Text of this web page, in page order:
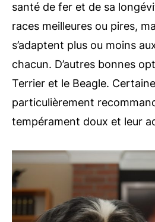
santé de fer et de sa
races meilleures ou pires,
s’adaptent plus ou moins
chacun. D’autres bonnes
Terrier et le Beagle.
particulièrement
tempérament doux et leur